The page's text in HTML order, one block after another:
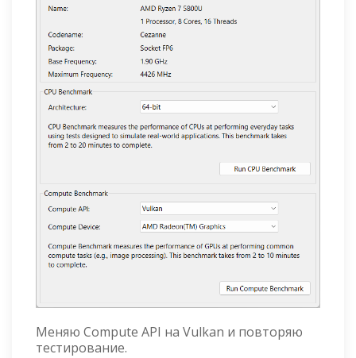
Меняю Compute API на Vulkan и повторяю
тестирование.